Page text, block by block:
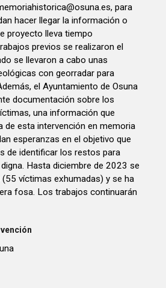
para
hacer llegar la información o
proyecto lleva tiempo
previos se realizaron el
se llevaron a cabo unas
con georradar para
el Ayuntamiento de Osuna
documentación sobre los
una información que
de esta intervención en memoria
esperanzas en el objetivo que
de identificar los restos para
Hasta diciembre de 2023 se
víctimas exhumadas) y se ha
fosa. Los trabajos continuarán